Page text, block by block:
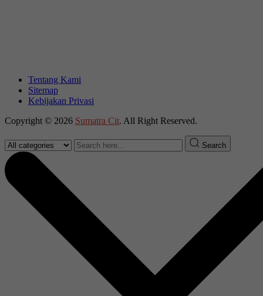
Tentang Kami
Sitemap
Kebijakan Privasi
Copyright © 2026 Sumatra Cit. All Right Reserved.
Search